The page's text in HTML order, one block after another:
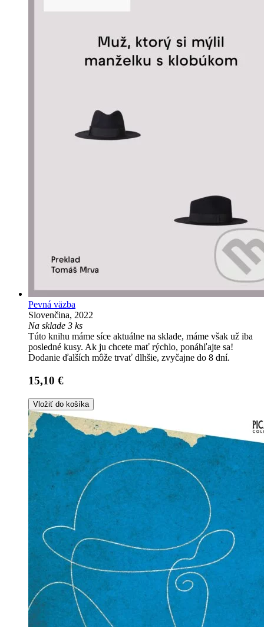
Pevná väzba
Slovenčina, 2022
Na sklade 3 ks
Túto knihu máme síce aktuálne na sklade, máme však už iba
posledné kusy. Ak ju chcete mať rýchlo, ponáhľajte sa!
Dodanie ďalších môže trvať dlhšie, zvyčajne do 8 dní.
15,10 €
Vložiť do košíka